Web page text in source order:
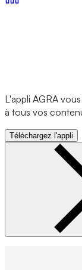
L'appli AGRA
à tous vos
Téléchargez l'appli